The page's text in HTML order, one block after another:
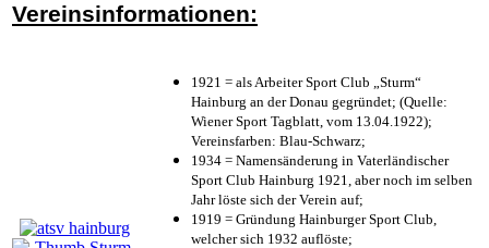
Vereinsinformationen:
1921 = als Arbeiter Sport Club „Sturm“
Hainburg an der Donau gegründet; (Quelle:
Wiener Sport Tagblatt, vom 13.04.1922);
Vereinsfarben: Blau-Schwarz;
1934 = Namensänderung in Vaterländischer
Sport Club Hainburg 1921, aber noch im selben
Jahr löste sich der Verein auf;
1919 = Gründung Hainburger Sport Club,
welcher sich 1932 auflöste;